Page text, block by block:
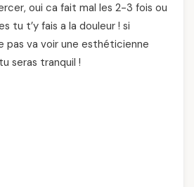
oui ca fait mal les 2-3 fois ou
tu t’y fais a la douleur ! si
pas va voir une esthéticienne
seras tranquil !